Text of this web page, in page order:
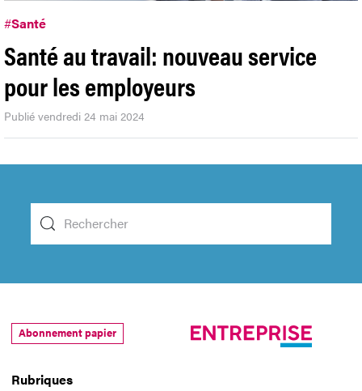
#Santé
Santé au travail: nouveau service
pour les employeurs
Publié vendredi 24 mai 2024
Rubriques
Abonnement papier